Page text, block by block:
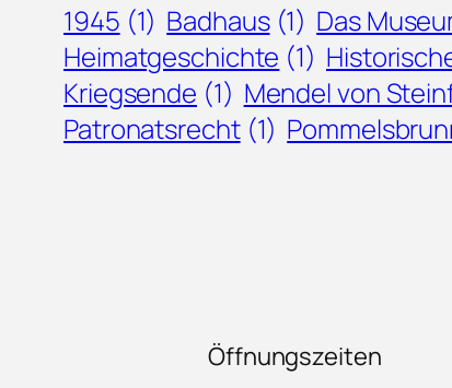
1945 (1) Badhaus (1) Das
Heimatgeschichte (1)
Kriegsende (1) Mendel von
Patronatsrecht (1)
Öffnungszeiten